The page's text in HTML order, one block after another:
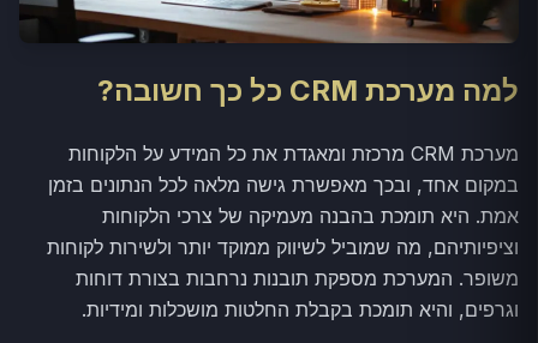
למה מערכת CRM כל כך חשובה?
מערכת CRM מרכזת ומאגדת את כל המידע על הלקוחות
במקום אחד, ובכך מאפשרת גישה מלאה לכל הנתונים בזמן
אמת. היא תומכת בהבנה מעמיקה של צרכי הלקוחות
וציפיותיהם, מה שמוביל לשיווק ממוקד יותר ולשירות לקוחות
משופר. המערכת מספקת תובנות נרחבות בצורת דוחות
וגרפים, והיא תומכת בקבלת החלטות מושכלות ומידיות.